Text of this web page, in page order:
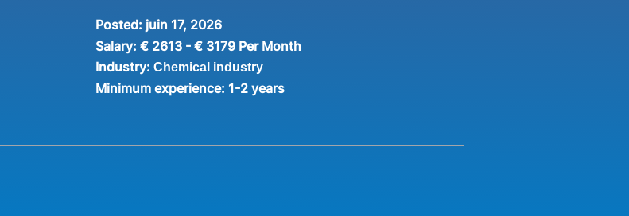
Posted: juin 17, 2026
Salary: € 2613 - € 3179 Per Month
Industry: Chemical industry
Minimum experience: 1-2 years